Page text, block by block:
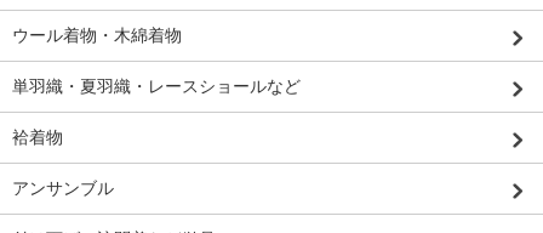
ウール着物・木綿着物
単羽織・夏羽織・レースショールなど
袷着物
アンサンブル